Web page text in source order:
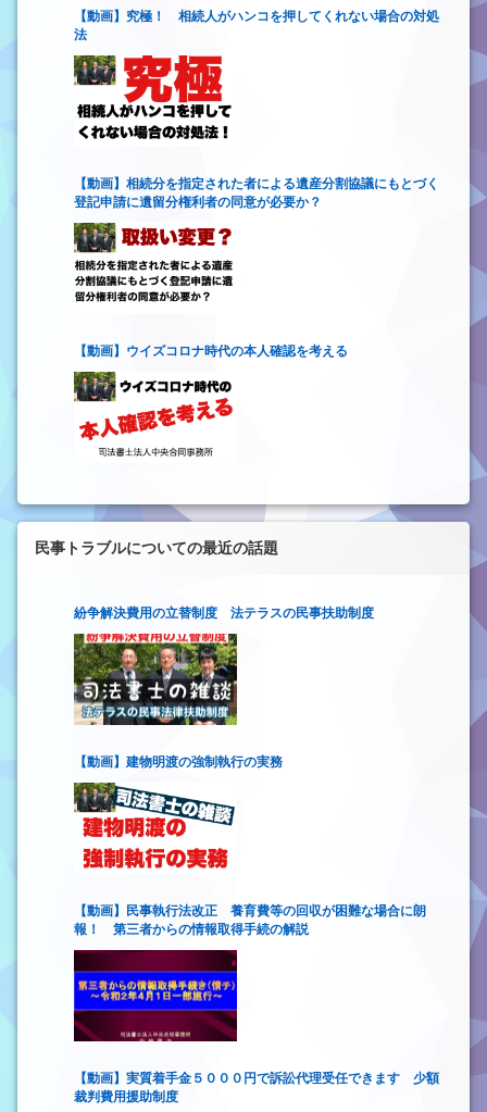
【動画】究極！ 相続人がハンコを押してくれない場合の対処
法
【動画】相続分を指定された者による遺産分割協議にもとづく
登記申請に遺留分権利者の同意が必要か？
【動画】ウイズコロナ時代の本人確認を考える
民事トラブルについての最近の話題
紛争解決費用の立替制度 法テラスの民事扶助制度
【動画】建物明渡の強制執行の実務
【動画】民事執行法改正 養育費等の回収が困難な場合に朗
報！ 第三者からの情報取得手続の解説
【動画】実質着手金５０００円で訴訟代理受任できます 少額
裁判費用援助制度